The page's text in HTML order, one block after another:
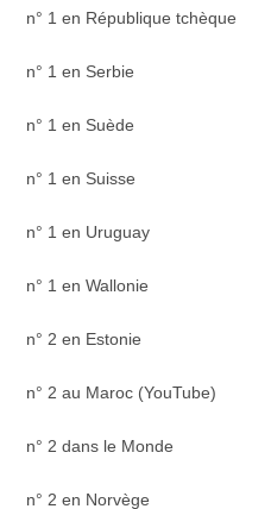
n° 1 en République tchèque
n° 1 en Serbie
n° 1 en Suède
n° 1 en Suisse
n° 1 en Uruguay
n° 1 en Wallonie
n° 2 en Estonie
n° 2 au Maroc (YouTube)
n° 2 dans le Monde
n° 2 en Norvège